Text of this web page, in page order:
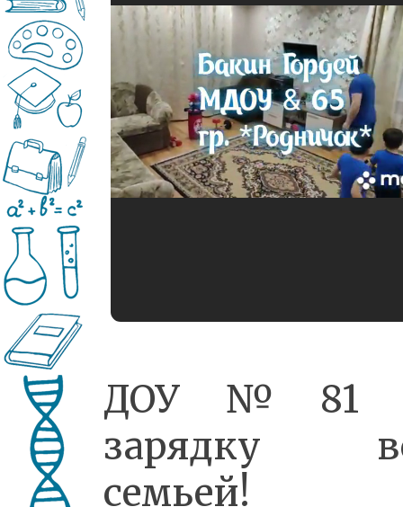
ДОУ№81
зарядку
семьей!